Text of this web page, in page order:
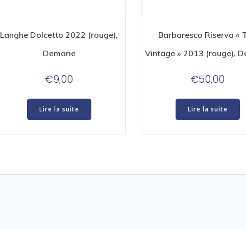
Langhe Dolcetto 2022 (rouge),
Demarie
€9,00
Lire la suite
Barbaresco Riserva «
Vintage » 2013 (rouge),
€50,00
Lire la suite